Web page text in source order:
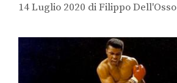
14 Luglio 2020 diFilippo Dell'Osso